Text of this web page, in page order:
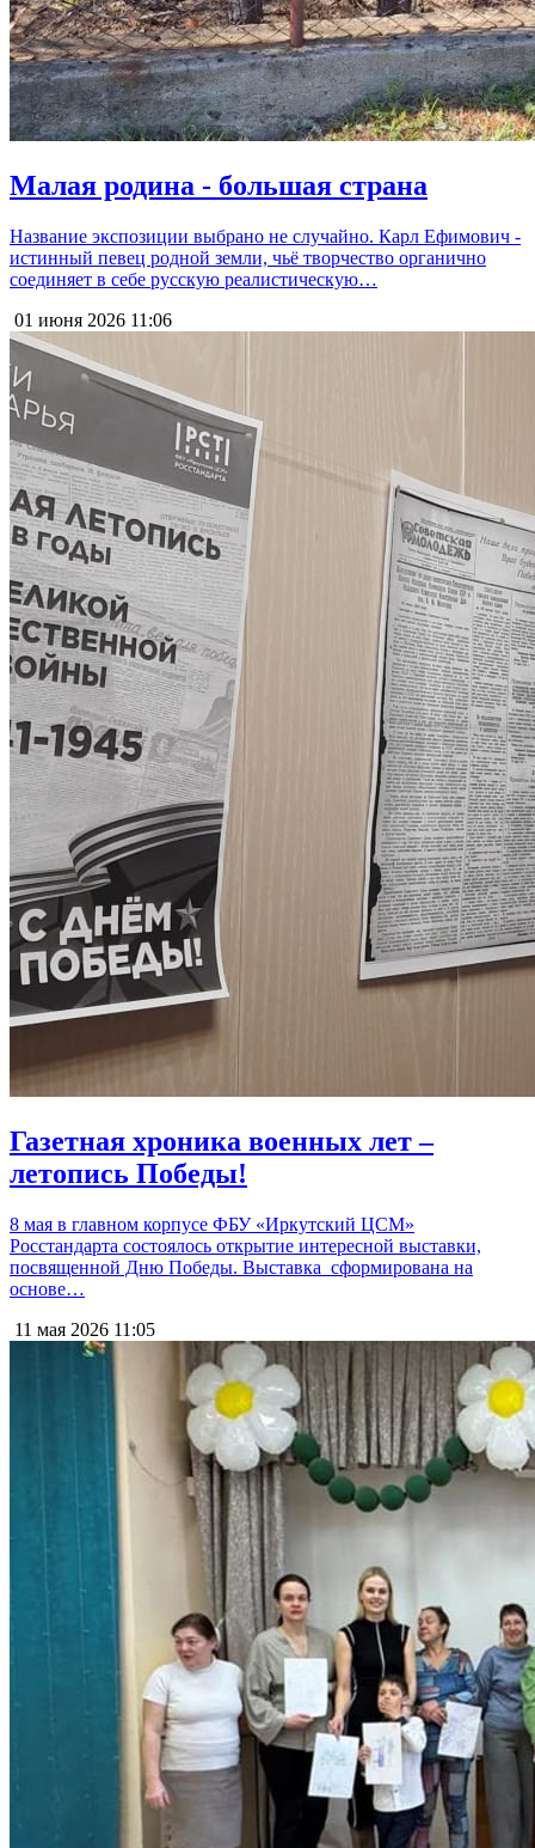
Малая родина - большая страна
Название экспозиции выбрано не случайно. Карл Ефимович -
истинный певец родной земли, чьё творчество органично
соединяет в себе русскую реалистическую…
01 июня 2026 11:06
Газетная хроника военных лет –
летопись Победы!
8 мая в главном корпусе ФБУ «Иркутский ЦСМ»
Росстандарта состоялось открытие интересной выставки,
посвященной Дню Победы. Выставка сформирована на
основе…
11 мая 2026 11:05